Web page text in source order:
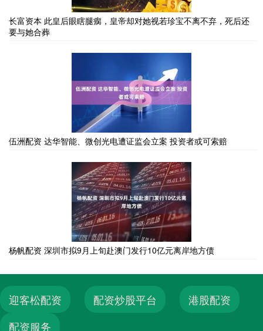
长富资本 此皇后眼瞎腿瘸，皇帝却对她视若珍宝不离不弃，死后还
要与她合葬
伍洲配资 达华智能、微创光电遭证监会立案 投资者或可索赔
杨帆配资 深圳市拟9月上旬赴澳门发行10亿元离岸地方债
迎客松配资 配资炒股平台
港股配资
配资服务